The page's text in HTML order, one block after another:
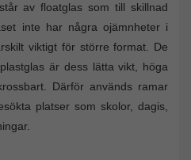
av floatglas som till skillnad
inte har några ojämnheter i
viktigt för större format. De
är dess lätta vikt, höga
Därför används ramar
platser som skolor, dagis,